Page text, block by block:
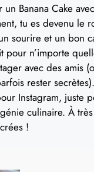
un Banana Cake
tu es devenu le
sourire et un bon
pour n’importe
avec des amis
rester
Instagram, juste
culinaire. À
!